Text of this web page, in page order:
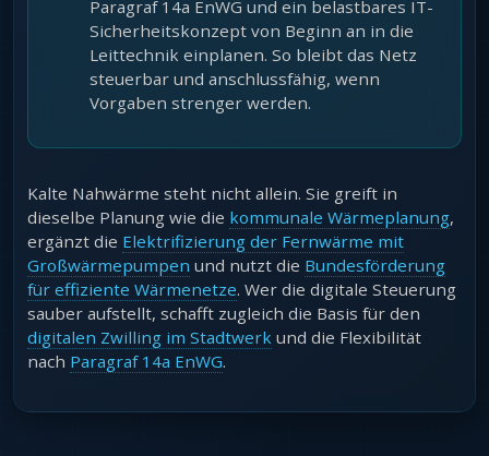
Paragraf 14a EnWG und ein belastbares IT-
Sicherheitskonzept von Beginn an in die
Leittechnik einplanen. So bleibt das Netz
steuerbar und anschlussfähig, wenn
Vorgaben strenger werden.
Kalte Nahwärme steht nicht allein. Sie greift in
dieselbe Planung wie die kommunale Wärmeplanung,
ergänzt die Elektrifizierung der Fernwärme mit
Großwärmepumpen und nutzt die Bundesförderung
für effiziente Wärmenetze. Wer die digitale Steuerung
sauber aufstellt, schafft zugleich die Basis für den
digitalen Zwilling im Stadtwerk und die Flexibilität
nach Paragraf 14a EnWG.